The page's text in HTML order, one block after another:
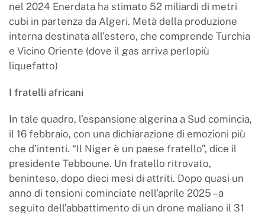
nel 2024 Enerdata ha stimato 52 miliardi di metri
cubi in partenza da Algeri. Metà della produzione
interna destinata all’estero, che comprende Turchia
e Vicino Oriente (dove il gas arriva perlopiù
liquefatto)
I fratelli africani
In tale quadro, l’espansione algerina a Sud comincia,
il 16 febbraio, con una dichiarazione di emozioni più
che d’intenti. “Il Niger è un paese fratello”, dice il
presidente Tebboune. Un fratello ritrovato,
beninteso, dopo dieci mesi di attriti. Dopo quasi un
anno di tensioni cominciate nell’aprile 2025 – a
seguito dell’abbattimento di un drone maliano il 31